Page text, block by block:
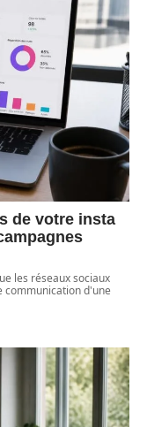
de votre insta
les réseaux sociaux
communication d'une